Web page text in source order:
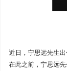
近日，宁思远先生出
在此之前，宁思远